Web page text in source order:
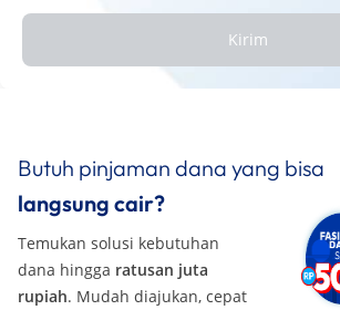
Kirim
Butuh pinjaman dana yang bisa
langsung cair?
Temukan solusi kebutuhan
dana hingga ratusan juta
rupiah. Mudah diajukan, cepat